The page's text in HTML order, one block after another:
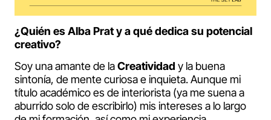
¿Quién es Alba Prat y a qué dedica su potencial
creativo?
Soy una amante de laCreatividad y la buena
sintonía, de mente curiosa e inquieta. Aunque mi
título académico es de interiorista (ya me suena a
aburrido solo de escribirlo) mis intereses a lo largo